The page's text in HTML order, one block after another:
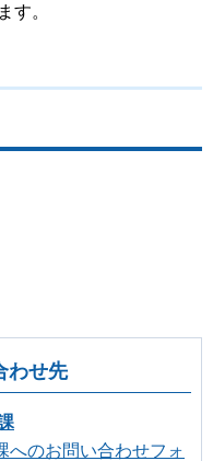
す。
わせ先
へのお問い合わせフォ